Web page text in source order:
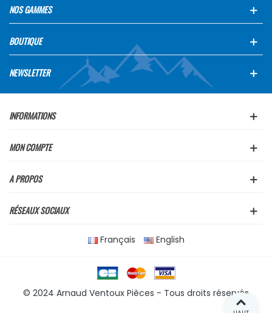
NOS GAMMES
BOUTIQUE
NEWSLETTER
INFORMATIONS
MON COMPTE
A PROPOS
RÉSEAUX SOCIAUX
Français English
© 2024 Arnaud Ventoux Pièces - Tous droits réservés